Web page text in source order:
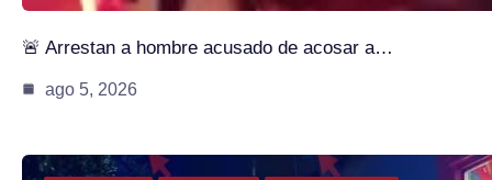
🚨 Arrestan a hombre acusado de acosar a…
ago 5, 2026